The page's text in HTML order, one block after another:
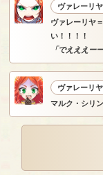
ヴァレーリ
ヴァレーリヤ
い！！！！
「でえええー
ヴァレーリ
マルク・シリ